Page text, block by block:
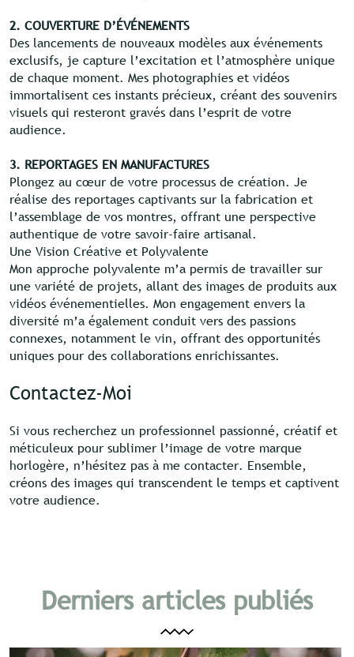
2. COUVERTURE D’ÉVÉNEMENTS
Des lancements de nouveaux modèles aux événements
exclusifs, je capture l’excitation et l’atmosphère unique
de chaque moment. Mes photographies et vidéos
immortalisent ces instants précieux, créant des souvenirs
visuels qui resteront gravés dans l’esprit de votre
audience.
3. REPORTAGES EN MANUFACTURES
Plongez au cœur de votre processus de création. Je
réalise des reportages captivants sur la fabrication et
l’assemblage de vos montres, offrant une perspective
authentique de votre savoir-faire artisanal.
Une Vision Créative et Polyvalente
Mon approche polyvalente m’a permis de travailler sur
une variété de projets, allant des images de produits aux
vidéos événementielles. Mon engagement envers la
diversité m’a également conduit vers des passions
connexes, notamment le vin, offrant des opportunités
uniques pour des collaborations enrichissantes.
Contactez-Moi
Si vous recherchez un professionnel passionné, créatif et
méticuleux pour sublimer l’image de votre marque
horlogère, n’hésitez pas à me contacter. Ensemble,
créons des images qui transcendent le temps et captivent
votre audience.
Derniers articles publiés